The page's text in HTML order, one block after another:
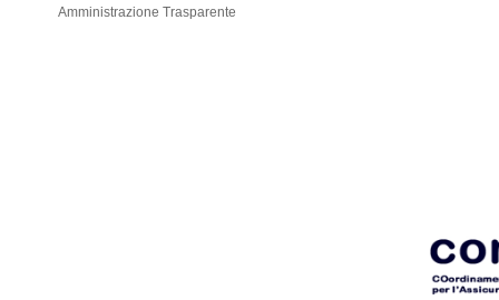
Amministrazione Trasparente